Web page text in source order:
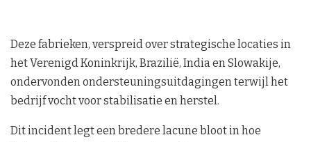
Deze fabrieken, verspreid over strategische locaties in
het Verenigd Koninkrijk, Brazilië, India en Slowakije,
ondervonden ondersteuningsuitdagingen terwijl het
bedrijf vocht voor stabilisatie en herstel.
Dit incident legt een bredere lacune bloot in hoe